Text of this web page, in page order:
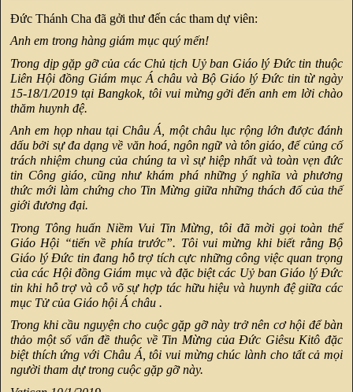
Đức Thánh Cha đã gởi thư đến các tham dự viên:
Anh em trong hàng giám mục quý mến!
Trong dịp gặp gỡ của các Chủ tịch Uỷ ban Giáo lý Đức tin thuộc
Liên Hội đồng Giám mục Á châu và Bộ Giáo lý Đức tin từ ngày
15-18/1/2019 tại Bangkok, tôi vui mừng gởi đến anh em lời chào
thăm huynh đệ.
Anh em họp nhau tại Châu Á, một châu lục rộng lớn được đánh
dấu bởi sự đa dạng về văn hoá, ngôn ngữ và tôn giáo, để củng cố
trách nhiệm chung của chúng ta vì sự hiệp nhất và toàn vẹn đức
tin Công giáo, cũng như khám phá những ý nghĩa và phương
thức mới làm chứng cho Tin Mừng giữa những thách đố của thế
giới đương đại.
Trong Tông huấn Niềm Vui Tin Mừng, tôi đã mời gọi toàn thể
Giáo Hội “tiến về phía trước”. Tôi vui mừng khi biết rằng Bộ
Giáo lý Đức tin đang hỗ trợ tích cực những công việc quan trọng
của các Hội đồng Giám mục và đặc biệt các Uỷ ban Giáo lý Đức
tin khi hỗ trợ và cỗ võ sự hợp tác hữu hiệu và huynh đệ giữa các
mục Tử của Giáo hội Á châu .
Trong khi cầu nguyện cho cuộc gặp gỡ này trở nên cơ hội để bàn
thảo một số vấn đề thuộc về Tin Mừng của Đức Giêsu Kitô đặc
biệt thích ứng với Châu Á, tôi vui mừng chúc lành cho tất cả mọi
người tham dự trong cuộc gặp gỡ này.